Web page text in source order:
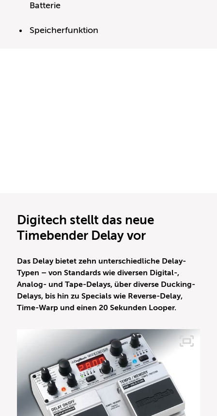
Batterie
Speicherfunktion
Digitech stellt das neue
Timebender Delay vor
Das Delay bietet zehn unterschiedliche Delay-
Typen – von Standards wie diversen Digital-,
Analog- und Tape-Delays, über diverse Ducking-
Delays, bis hin zu Specials wie Reverse-Delay,
Time-Warp und einen 20 Sekunden Looper.